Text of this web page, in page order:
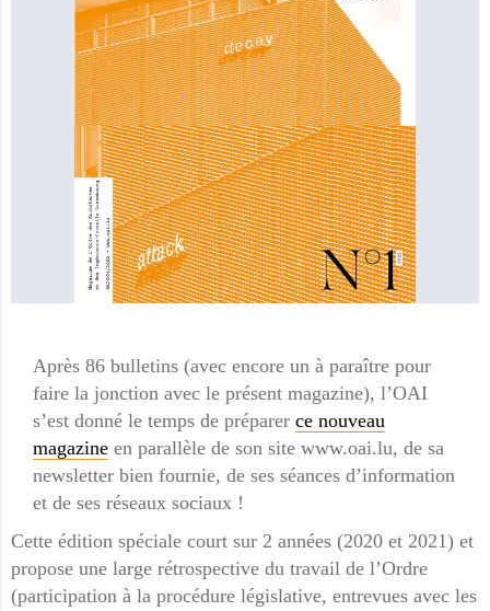
Après 86 bulletins (avec encore un à paraître pour
faire la jonction avec le présent magazine), l’OAI
s’est donné le temps de préparer ce nouveau
magazine en parallèle de son site www.oai.lu, de sa
newsletter bien fournie, de ses séances d’information
et de ses réseaux sociaux !
Cette édition spéciale court sur 2 années (2020 et 2021) et
propose une large rétrospective du travail de l’Ordre
(participation à la procédure législative, entrevues avec les